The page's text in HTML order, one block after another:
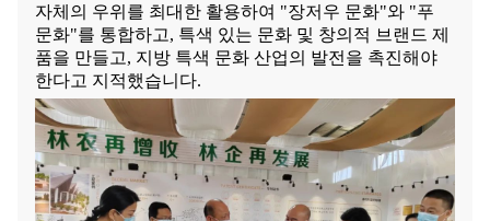
자체의 우위를 최대한 활용하여 "장저우 문화"와 "푸
문화"를 통합하고, 특색 있는 문화 및 창의적 브랜드 제
품을 만들고, 지방 특색 문화 산업의 발전을 촉진해야
한다고 지적했습니다.